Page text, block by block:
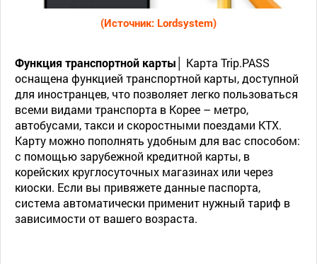
(Источник: Lordsystem)
Функция транспортной карты│ Карта Trip.PASS
оснащена функцией транспортной карты, доступной
для иностранцев, что позволяет легко пользоваться
всеми видами транспорта в Корее – метро,
автобусами, такси и скоростными поездами KTX.
Карту можно пополнять удобным для вас способом:
с помощью зарубежной кредитной карты, в
корейских круглосуточных магазинах или через
киоски. Если вы привяжете данные паспорта,
система автоматически применит нужный тариф в
зависимости от вашего возраста.